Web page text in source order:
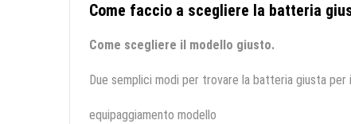
Come faccio a scegliere la batteria
Come scegliere il modello giusto.
Due semplici modi per trovare la batteria giusta per
equipaggiamento modello